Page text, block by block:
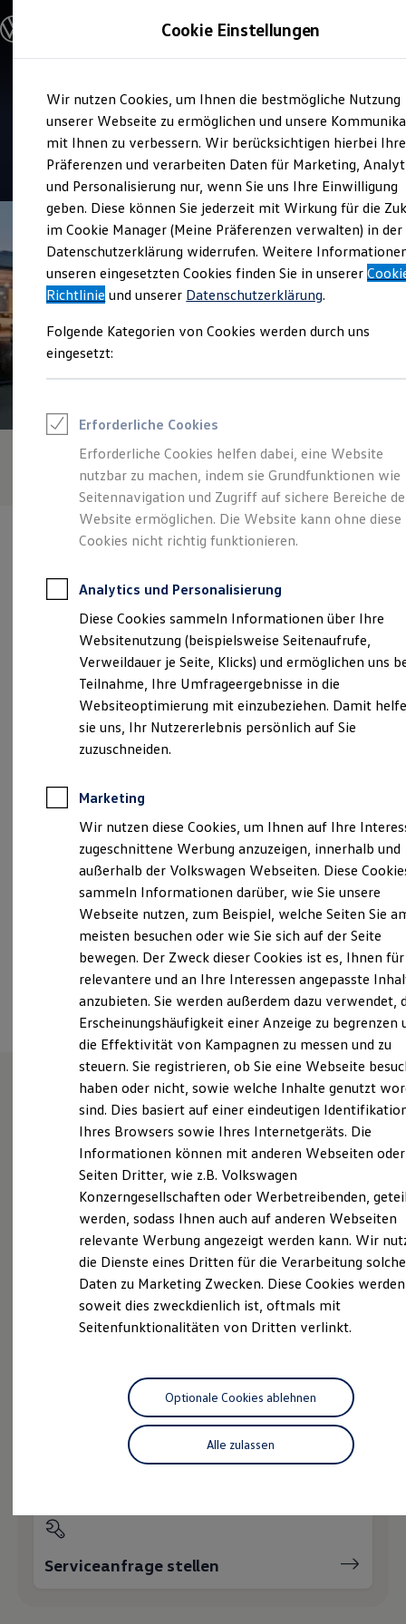
Hauptinhalt
springen
Footer
springen
Modelle und Konfigurator
Modelle vergleichen
Elektroautos
ENERGY Sondermodelle
Nutzfahrzeuge
SUV und CUV
Familienautos
Kombis
Kompaktwagen
Sportwagen
Schnell verfügbare Fahrzeuge
Angebote und Produkte
Aktuelle Angebote
E-Auto-Förderung
Volkswagen Marktplatz
Junge Gebrauchtwagen und Gebrauchtwagen
Volkswagen Zertifizierte Gebrauchtwagen
Zubehör- und Serviceangebote
Leasing
Leasing-Angebote
Gebrauchtwagen Leasing
Junge Gebrauchtwagen-Leasing
Elektroauto Leasing
Kleinwagen-Leasing
Leasing ohne Anzahlung
Finanzierung
Kfz-Versicherung
Restschuldversicherungen
Garantien
Wartungsverträge
Geschäftskunden
Professional Class bei Volkswagen
Großkunden
Behörden
Direktkunden
Sonderfahrzeuge
Anpfiff zum Gewinn
Elektroautos
ID. Tutorials
Elektrofahrzeugkonzepte
Reichweite
Reichweite der ID. Modelle
Reichweite im Winter
Laden
Laden unterwegs
Laden Zuhause
Ladestationen finden
Ladezeitensimulator
Batterie
Sicherheit
Garantie und Lebensdauer
Nachhaltigkeit
Technologie
Kosten und Kauf
Verbrauchskosten
Kaufoptionen
E-Auto-Förderung
Software und Konnektivität
ID. Software Versionen und Updates
Digitale Extras
Schnittstellen zu Ihrem ID.
Hybridautos
Marke und Erlebnis
Volkswagen R und R Experience
R-Modelle
Driving Experience
Volkswagen entdecken
Lifestyle Shop
T-Roc Kollektion
Golf Kollektion
ID. Kollektion
Volkswagen Kollektion
R-Kollektion
Besitzer und Service
myVolkswagen
Software Updates
Verkauf und Service
Autohaus Ost
4.6| 100 Bewertungen
Verantwortlich für die Inhalte auf dieser Seite ist die Autohaus Ost
Impressum & Rechtliches)
Klausdorfer Weg 173, 24148 Kiel
info@autohaus-ost.de
Montag
Sonntag
Geschlossen
Ansprechpartner
Wie können wir
Ihnen weiterhelfen?
Probefahrt vereinbaren
Servicetermin buchen
Serviceanfrage stellen
Cookie Einstellungen
Wir nutzen Cookies, um Ihnen die bestmögliche Nutzung
unserer Webseite zu ermöglichen und unsere
mit Ihnen zu verbessern. Wir berücksichtigen hierbei Ihre
Präferenzen und verarbeiten Daten für Marketing,
und Personalisierung nur, wenn Sie uns Ihre Einwilligung
geben. Diese können Sie jederzeit mit Wirkung für die
im Cookie Manager (Meine Präferenzen verwalten) in der
Datenschutzerklärung widerrufen. Weitere
unseren eingesetzten Cookies finden Sie in unserer
Richtlinie und unserer Datenschutzerklärung.
Folgende Kategorien von Cookies werden durch uns
eingesetzt:
Erforderliche Cookies
Erforderliche Cookies helfen dabei, eine Website
nutzbar zu machen, indem sie Grundfunktionen wie
Seitennavigation und Zugriff auf sichere Bereiche
Website ermöglichen. Die Website kann ohne diese
Cookies nicht richtig funktionieren.
Analytics und Personalisierung
Diese Cookies sammeln Informationen über Ihre
Websitenutzung (beispielsweise Seitenaufrufe,
Verweildauer je Seite, Klicks) und ermöglichen uns
Teilnahme, Ihre Umfrageergebnisse in die
Websiteoptimierung mit einzubeziehen. Damit
sie uns, Ihr Nutzererlebnis persönlich auf Sie
zuzuschneiden.
Marketing
Wir nutzen diese Cookies, um Ihnen auf Ihre
zugeschnittene Werbung anzuzeigen, innerhalb und
außerhalb der Volkswagen Webseiten. Diese
sammeln Informationen darüber, wie Sie unsere
Webseite nutzen, zum Beispiel, welche Seiten Sie
meisten besuchen oder wie Sie sich auf der Seite
bewegen. Der Zweck dieser Cookies ist es, Ihnen für
relevantere und an Ihre Interessen angepasste
anzubieten. Sie werden außerdem dazu verwendet,
Erscheinungshäufigkeit einer Anzeige zu begrenzen
die Effektivität von Kampagnen zu messen und zu
steuern. Sie registrieren, ob Sie eine Webseite
haben oder nicht, sowie welche Inhalte genutzt
sind. Dies basiert auf einer eindeutigen
Ihres Browsers sowie Ihres Internetgeräts. Die
Informationen können mit anderen Webseiten oder
Seiten Dritter, wie z.B. Volkswagen
Konzerngesellschaften oder Werbetreibenden,
werden, sodass Ihnen auch auf anderen Webseiten
relevante Werbung angezeigt werden kann. Wir
die Dienste eines Dritten für die Verarbeitung
Daten zu Marketing Zwecken. Diese Cookies
soweit dies zweckdienlich ist, oftmals mit
Seitenfunktionalitäten von Dritten verlinkt.
Alle zulassen
Optionale Cookies ablehnen